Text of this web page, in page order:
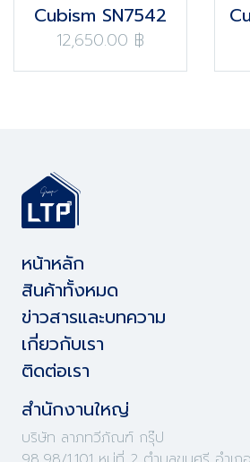
Cubism SN7542
12,650.00 ฿
หน้าหลัก
สินค้าทั้งหมด
ข่าวสารและบทความ
เกี่ยวกับเรา
ติดต่อเรา
สำนักงานใหญ่
บริษัท ลาภทวีภัณฑ์ กรุ๊ป